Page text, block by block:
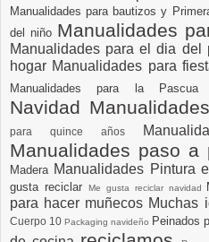
Manualidades para bautizos y
del niño Manualidades
Manualidades para el dia del
hogar Manualidades para
Manualidades para la Pascua
Navidad
para quince años
Manualidades paso a
Madera Manualidades Pintura
gusta reciclar
Me gusta reciclar navidad
para hacer muñecos Muchas
Cuerpo 10 Packaging navideño Peinados